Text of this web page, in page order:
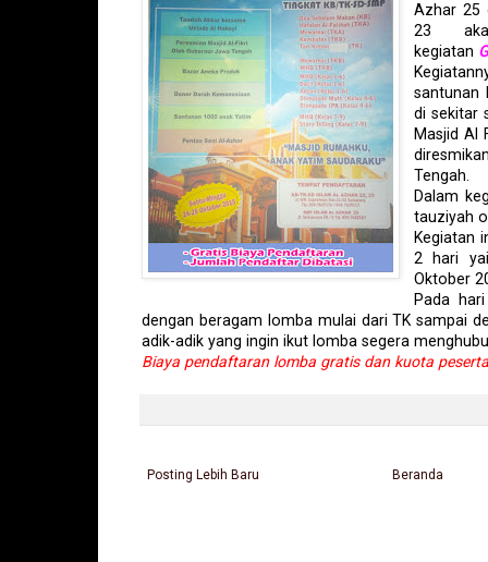
Azhar 25
23
kegiatan
santunan
di sekitar
Masjid Al
Tengah.
Dalam
tauziyah
Kegiatan
2 hari
Oktober
Pada
dengan beragam lomba mulai dari TK sampai
adik-adik yang ingin ikut lomba segera
Biaya pendaftaran lomba gratis dan kuota
Posting Lebih Baru Beranda